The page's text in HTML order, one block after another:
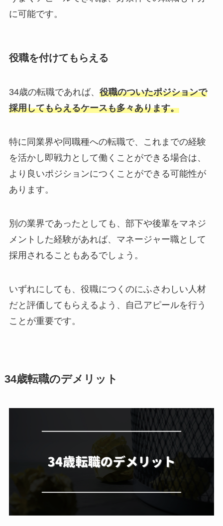
に可能です。
役職を付けてもらえる
34歳の転職であれば、 役職のついたポジションで
採用してもらえるケースも多々あります。
特に同業界や同職種への転職で、これまでの経験
を活かし即戦力として働くことができる場合は、
より良いポジションにつくことができる可能性が
あります。
別の業界であったとしても、部下や後輩をマネジ
メントした経験があれば、マネージャー職として
採用されることもあるでしょう。
いずれにしても、役職につくのにふさわしい人材
だと評価してもらえるよう、自己アピールを行う
ことが重要です。
34歳転職のデメリット